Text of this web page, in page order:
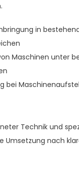
in
Maschinen unter
bei
Technik und
Umsetzung nach